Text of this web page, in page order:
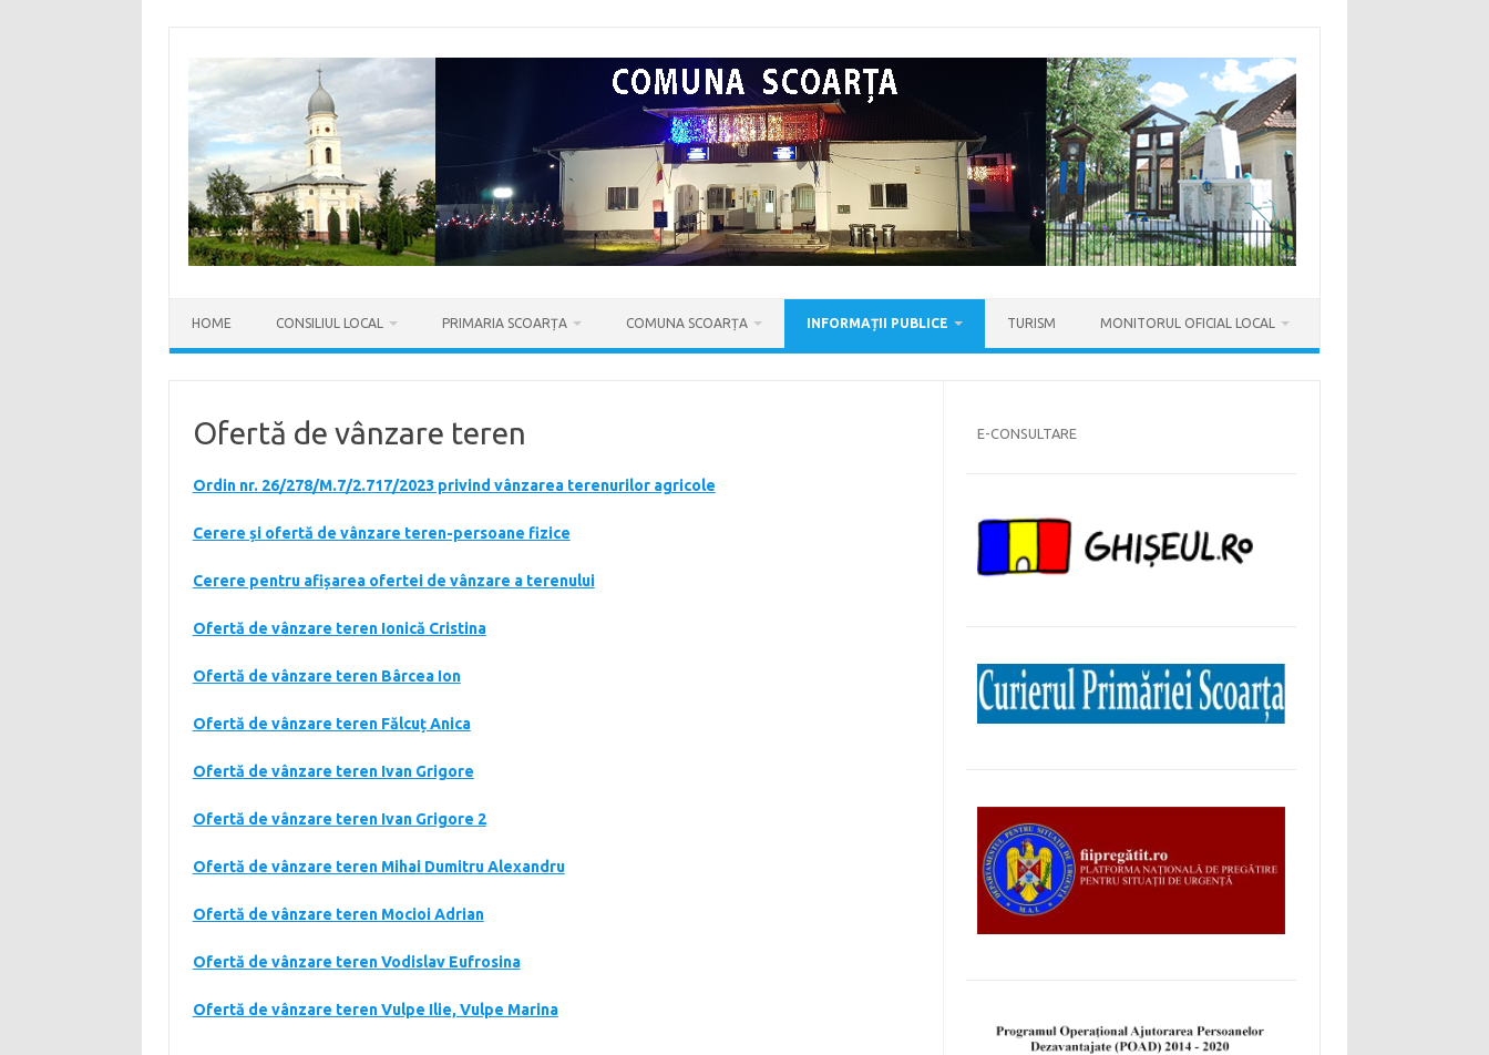
HOME CONSILIUL LOCAL PRIMARIA SCOARȚA COMUNA SCOARȚA INFORMAȚII PUBLICE TURISM MONITORUL OFICIAL LOCAL
Ofertă de vânzare teren
Ordin nr. 26/278/M.7/2.717/2023 privind vânzarea terenurilor agricole
Cerere și ofertă de vânzare teren-persoane fizice
Cerere pentru afișarea ofertei de vânzare a terenului
Ofertă de vânzare teren Ionică Cristina
Ofertă de vânzare teren Bârcea Ion
Ofertă de vânzare teren Fălcuț Anica
Ofertă de vânzare teren Ivan Grigore
Ofertă de vânzare teren Ivan Grigore 2
Ofertă de vânzare teren Mihai Dumitru Alexandru
Ofertă de vânzare teren Mocioi Adrian
Ofertă de vânzare teren Vodislav Eufrosina
Ofertă de vânzare teren Vulpe Ilie, Vulpe Marina
E-CONSULTARE